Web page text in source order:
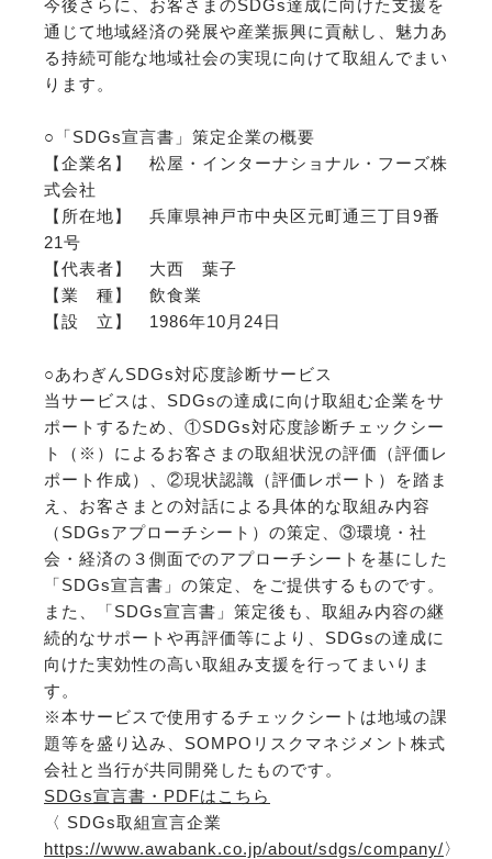
今後さらに、お客さまのSDGs達成に向けた支援を
通じて地域経済の発展や産業振興に貢献し、魅力あ
る持続可能な地域社会の実現に向けて取組んでまい
ります。
○「SDGs宣言書」策定企業の概要
【企業名】 松屋・インターナショナル・フーズ株
式会社
【所在地】 兵庫県神戸市中央区元町通三丁目9番
21号
【代表者】 大西 葉子
【業 種】 飲食業
【設 立】 1986年10月24日
○あわぎんSDGs対応度診断サービス
当サービスは、SDGsの達成に向け取組む企業をサ
ポートするため、①SDGs対応度診断チェックシー
ト（※）によるお客さまの取組状況の評価（評価レ
ポート作成）、②現状認識（評価レポート）を踏ま
え、お客さまとの対話による具体的な取組み内容
（SDGsアプローチシート）の策定、③環境・社
会・経済の３側面でのアプローチシートを基にした
「SDGs宣言書」の策定、をご提供するものです。
また、「SDGs宣言書」策定後も、取組み内容の継
続的なサポートや再評価等により、SDGsの達成に
向けた実効性の高い取組み支援を行ってまいりま
す。
※本サービスで使用するチェックシートは地域の課
題等を盛り込み、SOMPOリスクマネジメント株式
会社と当行が共同開発したものです。
SDGs宣言書・PDFはこちら
〈 SDGs取組宣言企業
https://www.awabank.co.jp/about/sdgs/company/〉